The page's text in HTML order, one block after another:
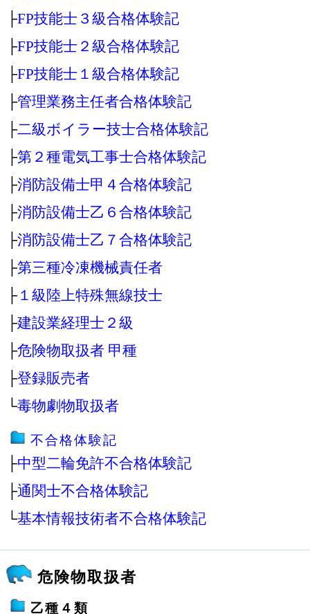
├FP技能士３級合格体験記
├FP技能士２級合格体験記
├FP技能士１級合格体験記
├管理業務主任者合格体験記
├二級ボイラー技士合格体験記
├第２種電気工事士合格体験記
├消防設備士甲４合格体験記
├消防設備士乙６合格体験記
├消防設備士乙７合格体験記
├第三種冷凍機械責任者
├ １級陸上特殊無線技士
├建設業経理士２級
├危険物取扱者 甲種
├登録販売者
└毒物劇物取扱者
不合格体験記
├中型二輪免許不合格体験記
├通関士不合格体験記
└基本情報技術者不合格体験記
危険物取扱者
乙種４類